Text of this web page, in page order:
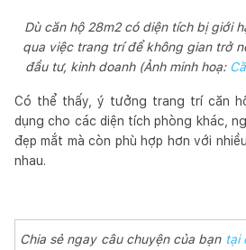
Dù căn hộ 28m2 có diện tích bị giới
qua việc trang trí để không gian trở
đầu tư, kinh doanh (Ảnh minh hoạ:
Có thể thấy, ý tưởng trang trí căn
dụng cho các diện tích phòng khác,
đẹp mắt mà còn phù hợp hơn với
nhau.
Chia sẻ ngay câu chuyện của bạn tại